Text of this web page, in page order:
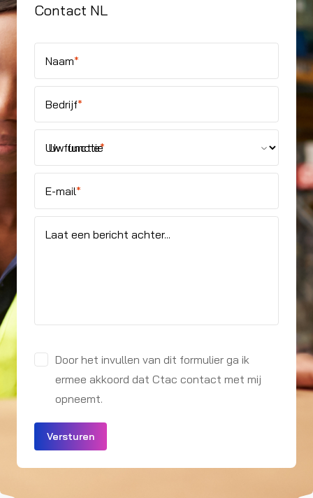
Contact NL
Naam*
Bedrijf*
Uw functie*
E-mail*
Laat een bericht achter...
Door het invullen van dit formulier ga ik
ermee akkoord dat Ctac contact met mij
opneemt.